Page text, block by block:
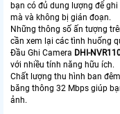
bạn có đủ dung lượng để
mà và không bị gián đoạn.
Những thông số ấn tượng
cần xem lại các tình huống
Đầu Ghi Camera DHI-
với nhiều tính năng hữu ích.
Chất lượng thu hình ban
băng thông 32 Mbps giúp
ảnh.